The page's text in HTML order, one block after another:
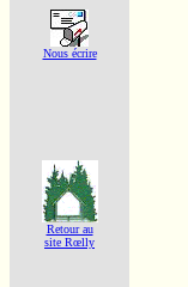
Nous écrire
Retour au
site Rœlly